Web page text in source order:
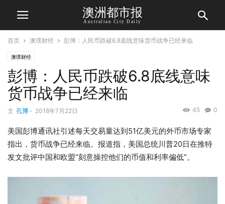
澳洲都市报
Australian City Daily
首页 澳璞财经 彭博：人民币跌破6.8底线意味货币战争已经来临
澳璞财经
彭博：人民币跌破6.8底线意味
货币战争已经来临
文 孔博 - 2018年7月22日 0
45
美国彭博通讯社引述每天交易量达到51亿美元的外币市场专家
指出，货币战争已经来临。报道指，美国总统川普20日在推特
发文批评中国和欧盟“刻意操控他们的币值和利率偏低”。